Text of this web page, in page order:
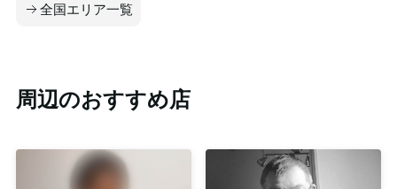
全国エリア一覧
周辺のおすすめ店